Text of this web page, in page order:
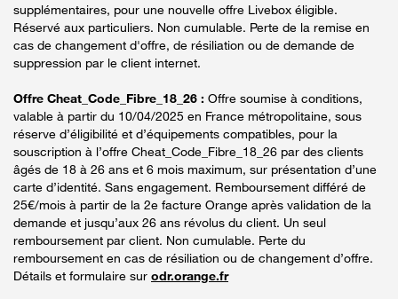
supplémentaires, pour une nouvelle offre Livebox éligible.
Réservé aux particuliers. Non cumulable. Perte de la remise en
cas de changement d'offre, de résiliation ou de demande de
suppression par le client internet.
Offre Cheat_Code_Fibre_18_26 : Offre soumise à conditions,
valable à partir du 10/04/2025 en France métropolitaine, sous
réserve d’éligibilité et d’équipements compatibles, pour la
souscription à l’offre Cheat_Code_Fibre_18_26 par des clients
âgés de 18 à 26 ans et 6 mois maximum, sur présentation d’une
carte d’identité. Sans engagement. Remboursement différé de
25€/mois à partir de la 2e facture Orange après validation de la
demande et jusqu’aux 26 ans révolus du client. Un seul
remboursement par client. Non cumulable. Perte du
remboursement en cas de résiliation ou de changement d’offre.
Détails et formulaire sur odr.orange.fr